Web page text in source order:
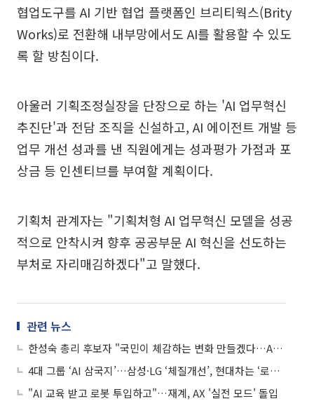
협업도구를 AI 기반 협업 플랫폼인 브리티웍스(Brity
Works)로 전환해 내부망에서도 AI를 활용할 수 있도
록 할 방침이다.
아울러 기획조정실장을 단장으로 하는 'AI 업무혁신
추진단'과 전담 조직을 신설하고, AI 에이전트 개발 등
업무 개선 성과를 낸 직원에게는 성과평가 가점과 포
상금 등 인센티브를 부여할 계획이다.
기획처 관계자는 "기획처형 AI 업무혁신 모델을 성공
적으로 안착시켜 향후 공공부문 AI 혁신을 선도하는
부처로 자리매김하겠다"고 말했다.
관련 뉴스
한성숙 총리 후보자 "국민이 체감하는 변화 만들겠다…AI 대전환 집중"
4대 그룹 ‘AI 삼국지’…삼성·LG ‘체질개선’, 현대차는 ‘로봇’, SK는 ‘조직파괴’
"AI 교육 받고 로봇 투입하고"…재계, AX '실전 모드' 돌입